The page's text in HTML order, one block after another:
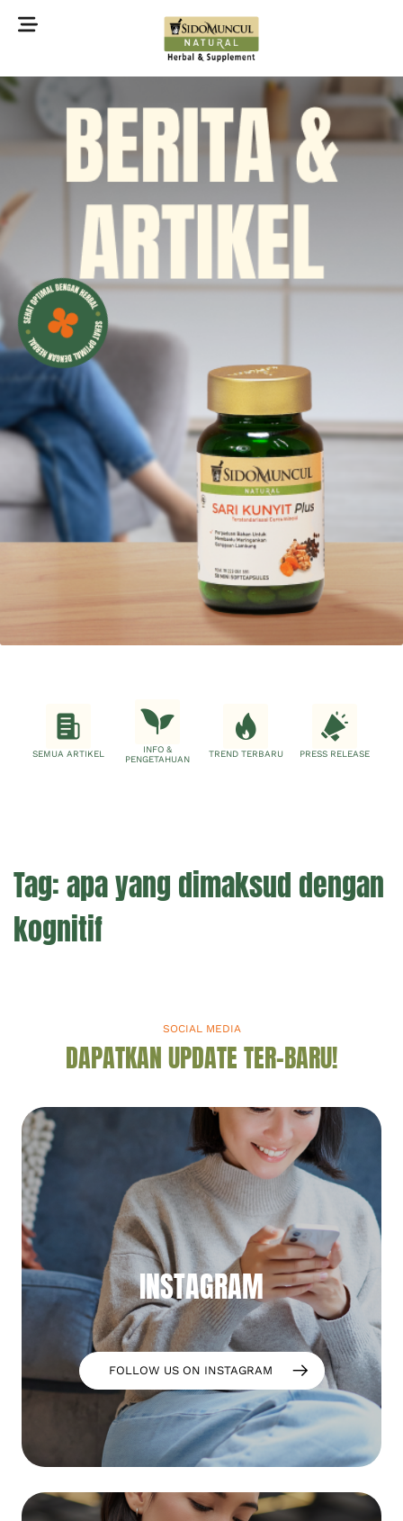
©2022 Sidomuncul Natural All right reserved
SEMUA ARTIKEL
INFO &
PENGETAHUAN
TREND TERBARU PRESS RELEASE
Tag:apa yang dimaksud dengan
kognitif
SOCIAL MEDIA
DAPATKAN UPDATE TER-BARU!
INSTAGRAM
FOLLOW US ON INSTAGRAM